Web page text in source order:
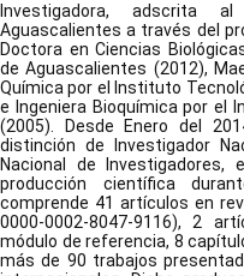
Investigadora, adscrita
Aguascalientes a través del
Doctora en Ciencias
de Aguascalientes (2012),
Química por el Instituto
e Ingeniera Bioquímica por el
(2005). Desde Enero del
distinción de Investigador
Nacional de Investigadores,
producción científica
comprende 41 artículos en
0000-0002-8047-9116), 2
módulo de referencia, 8
más de 90 trabajos